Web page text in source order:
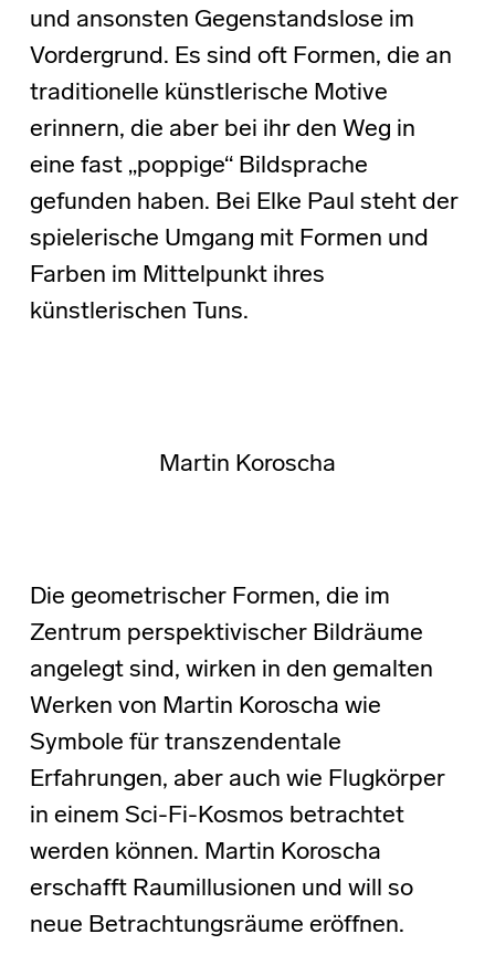
und ansonsten Gegenstandslose im
Vordergrund. Es sind oft Formen, die an
traditionelle künstlerische Motive
erinnern, die aber bei ihr den Weg in
eine fast „poppige“ Bildsprache
gefunden haben. Bei Elke Paul steht der
spielerische Umgang mit Formen und
Farben im Mittelpunkt ihres
künstlerischen Tuns.
Martin Koroscha
Die geometrischer Formen, die im
Zentrum perspektivischer Bildräume
angelegt sind, wirken in den gemalten
Werken von Martin Koroscha wie
Symbole für transzendentale
Erfahrungen, aber auch wie Flugkörper
in einem Sci-Fi-Kosmos betrachtet
werden können. Martin Koroscha
erschafft Raumillusionen und will so
neue Betrachtungsräume eröffnen.